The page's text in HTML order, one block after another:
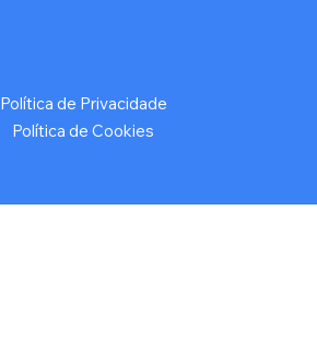
Política de Privacidade
Política de Cookies